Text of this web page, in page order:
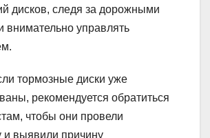
дисков, следя за дорожными
внимательно управлять
тормозные диски уже
рекомендуется обратиться
чтобы они провели
и выявили причину